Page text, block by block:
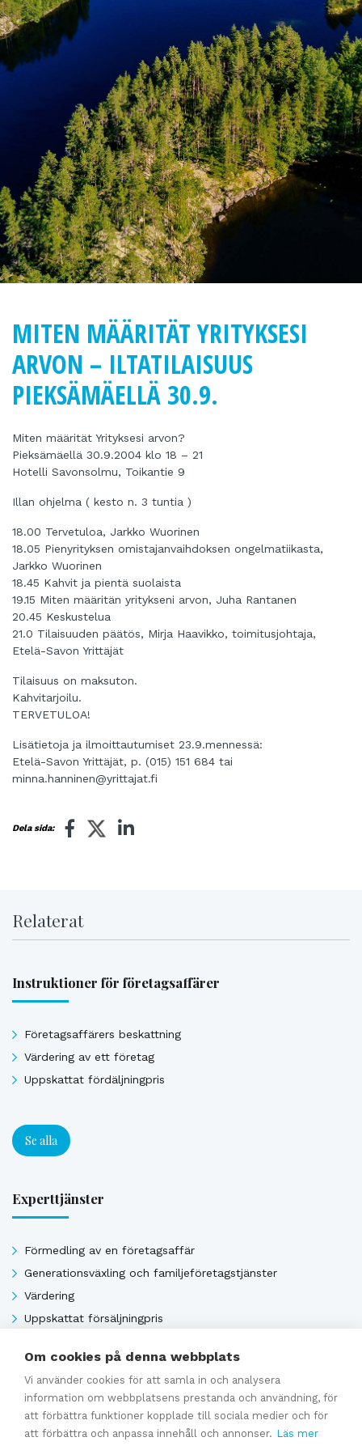
MITEN MÄÄRITÄT YRITYKSESI
ARVON – ILTATILAISUUS
PIEKSÄMÄELLÄ 30.9.
Miten määrität Yrityksesi arvon?
Pieksämäellä 30.9.2004 klo 18 – 21
Hotelli Savonsolmu, Toikantie 9
Illan ohjelma ( kesto n. 3 tuntia )
18.00 Tervetuloa, Jarkko Wuorinen
18.05 Pienyrityksen omistajanvaihdoksen ongelmatiikasta,
Jarkko Wuorinen
18.45 Kahvit ja pientä suolaista
19.15 Miten määritän yritykseni arvon, Juha Rantanen
20.45 Keskustelua
21.0 Tilaisuuden päätös, Mirja Haavikko, toimitusjohtaja,
Etelä-Savon Yrittäjät
Tilaisuus on maksuton.
Kahvitarjoilu.
TERVETULOA!
Lisätietoja ja ilmoittautumiset 23.9.mennessä:
Etelä-Savon Yrittäjät, p. (015) 151 684 tai
minna.hanninen@yrittajat.fi
Dela sida:
Relaterat
Instruktioner för företagsaffärer
Företagsaffärers beskattning
Värdering av ett företag
Uppskattat fördäljningpris
Se alla
Experttjänster
Förmedling av en företagsaffär
Generationsväxling och familjeföretagstjänster
Värdering
Uppskattat försäljningpris
Se alla
Om cookies på denna webbplats
Vi använder cookies för att samla in och analysera
information om webbplatsens prestanda och användning, för
att förbättra funktioner kopplade till sociala medier och för
att förbättra och anpassa innehåll och annonser. Läs mer